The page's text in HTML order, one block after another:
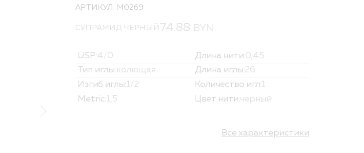
Контакты
Порядок оформления заказа
Политика обработки персональных данных
Вакансии
ПОЛНЫЙ КАТАЛОГ
АРТИКУЛ: M0269
СУПРАМИД ЧЕРНЫЙ 74.88 BYN
USP:4/0 Длина нити:0,45
Тип иглы:колющая Длина иглы:26
Изгиб иглы:1/2 Количество игл:1
Metric:1,5 Цвет нити:черный
Все характеристики